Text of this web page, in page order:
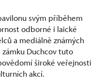
svým příběhem
odborné i laické
a mediálně známých
Duchcov tuto
široké veřejnosti
akcí.